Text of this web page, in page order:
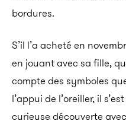
bordures.
S’il l’a acheté en
en jouant avec sa fille,
compte des symboles
l’appui de l’oreiller, il
curieuse découverte